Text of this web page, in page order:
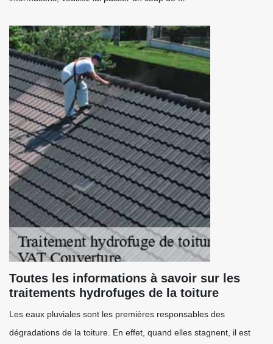
Toutes les informations à savoir sur les
traitements hydrofuges de la toiture
Les eaux pluviales sont les premières responsables des
dégradations de la toiture. En effet, quand elles stagnent, il est